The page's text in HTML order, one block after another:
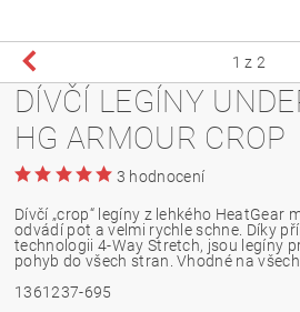
1 z 2
DÍVČÍ LEGÍNY
HG ARMOUR CROP
3 hodnocení
Dívčí „crop“ legíny z lehkého HeatGear
odvádí pot a velmi rychle schne. Díky
technologii 4-Way Stretch, jsou legíny
pohyb do všech stran. Vhodné na
1361237-695